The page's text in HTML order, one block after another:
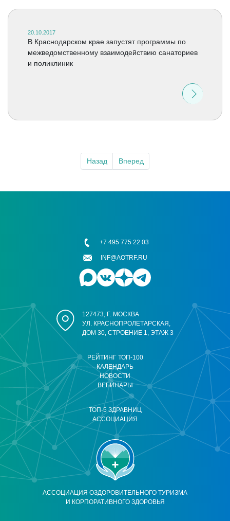
20.10.2017
В Краснодарском крае запустят программы по
межведомственному взаимодействию санаториев
и поликлиник
Назад Вперед
АССОЦИАЦИЯ ОЗДОРОВИТЕЛЬНОГО ТУРИЗМА
И КОРПОРАТИВНОГО ЗДОРОВЬЯ
РЕЙТИНГ ТОП-100
КАЛЕНДАРЬ
НОВОСТИ
ВЕБИНАРЫ
ТОП-5 ЗДРАВНИЦ
АССОЦИАЦИЯ
127473, Г. МОСКВА
УЛ. КРАСНОПРОЛЕТАРСКАЯ,
ДОМ 30, СТРОЕНИЕ 1, ЭТАЖ 3
+7 495 775 22 03
INF@AOTRF.RU